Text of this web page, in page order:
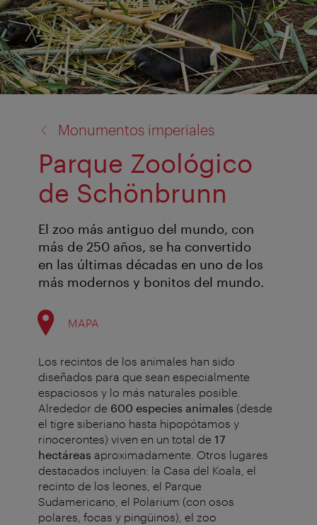
Monumentos imperiales
Parque Zoológico
de Schönbrunn
El zoo más antiguo del mundo, con
más de 250 años, se ha convertido
en las últimas décadas en uno de los
más modernos y bonitos del mundo.
MAPA
Los recintos de los animales han sido
diseñados para que sean especialmente
espaciosos y lo más naturales posible.
Alrededor de 600 especies animales (desde
el tigre siberiano hasta hipopótamos y
rinocerontes) viven en un total de 17
hectáreas aproximadamente. Otros lugares
destacados incluyen: la Casa del Koala, el
recinto de los leones, el Parque
Sudamericano, el Polarium (con osos
polares, focas y pingüinos), el zoo